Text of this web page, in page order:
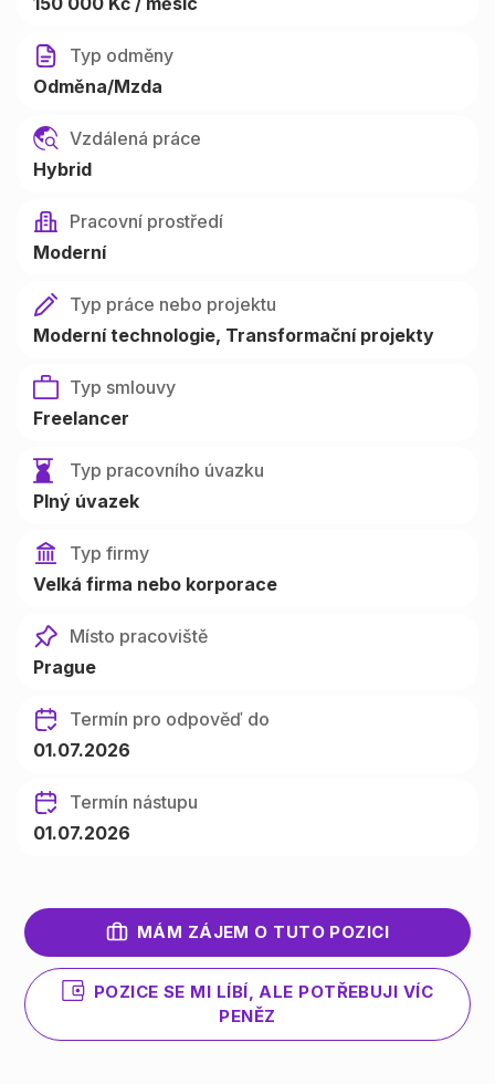
Typ odměny
Odměna/Mzda
Vzdálená práce
Hybrid
Pracovní prostředí
Moderní
Typ práce nebo projektu
Moderní technologie Transformační projekty
Typ smlouvy
Freelancer
Typ pracovního úvazku
Plný úvazek
Typ firmy
Velká firma nebo korporace
Místo pracoviště
Prague
Termín pro odpověď do
01.07.2026
Termín nástupu
01.07.2026
MÁM ZÁJEM O TUTO POZICI
POZICE SE MI LÍBÍ, ALE POTŘEBUJI VÍC
PENĚZ